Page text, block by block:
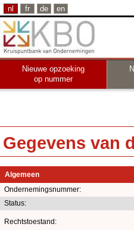
nl fr de en
Nieuwe opzoeking
op nummer
Gegevens van
Algemeen
Ondernemingsnummer:
Status:
Rechtstoestand: